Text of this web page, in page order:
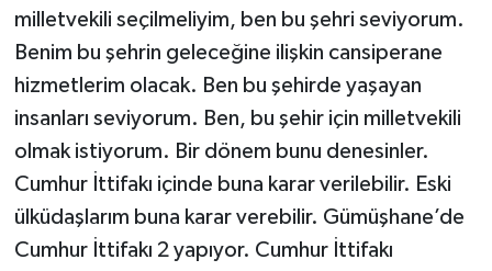
milletvekili seçilmeliyim, ben bu şehri seviyorum.
Benim bu şehrin geleceğine ilişkin cansiperane
hizmetlerim olacak. Ben bu şehirde yaşayan
insanları seviyorum. Ben, bu şehir için milletvekili
olmak istiyorum. Bir dönem bunu denesinler.
Cumhur İttifakı içinde buna karar verilebilir. Eski
ülküdaşlarım buna karar verebilir. Gümüşhane’de
Cumhur İttifakı 2 yapıyor. Cumhur İttifakı